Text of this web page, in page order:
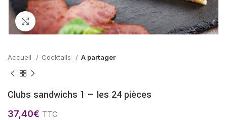
Cliquez pour agrandir
Accueil Cocktails A partager
Clubs sandwichs 1 – les 24 pièces
37,40€ TTC